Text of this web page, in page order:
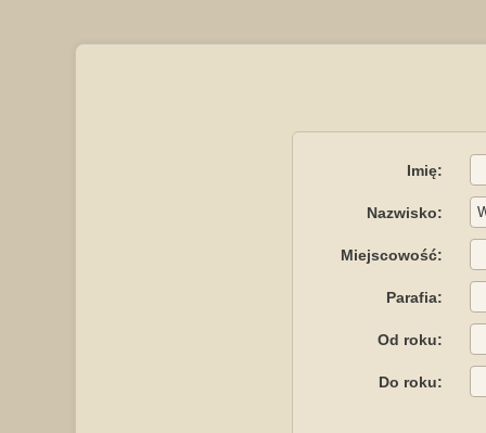
Imię:
Nazwisko:
Miejscowość:
Parafia:
Od roku:
Do roku: